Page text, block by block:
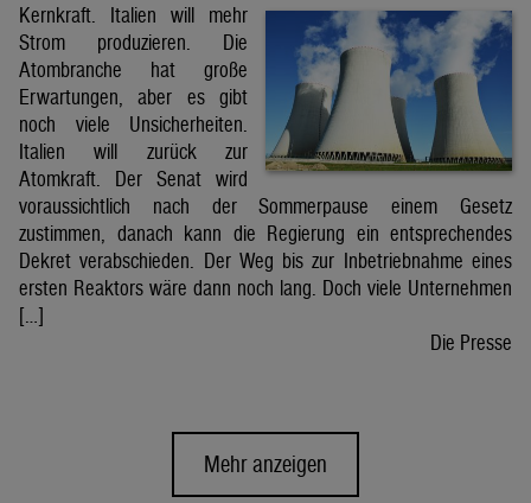
Kernkraft. Italien will mehr
Strom produzieren. Die
Atombranche hat große
Erwartungen, aber es gibt
noch viele Unsicherheiten.
Italien will zurück zur
Atomkraft. Der Senat wird
voraussichtlich nach der Sommerpause einem Gesetz
zustimmen, danach kann die Regierung ein entsprechendes
Dekret verabschieden. Der Weg bis zur Inbetriebnahme eines
ersten Reaktors wäre dann noch lang. Doch viele Unternehmen
[…]
Die Presse
Mehr anzeigen